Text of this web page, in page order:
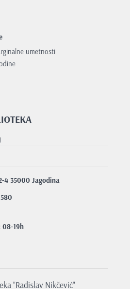
umetnosti
4 35000 Jagodina
08-19h
"Radislav Nikčević"